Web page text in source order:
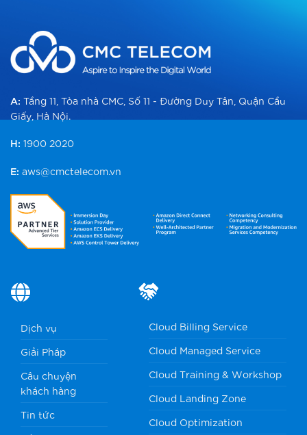
A: Tầng 11, Tòa nhà CMC, Số 11 - Đường Duy Tân, Quận Cầu
Giấy, Hà Nội.
H: 1900 2020
E: aws@cmctelecom.vn
Dịch vụ
Giải Pháp
Câu chuyện
khách hàng
Tin tức
Cloud Billing Service
Cloud Managed Service
Cloud Training & Workshop
Cloud Landing Zone
Cloud Optimization